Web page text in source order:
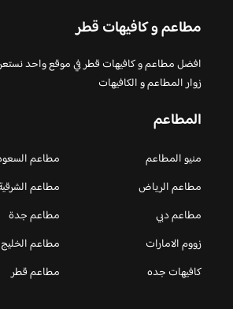
مطاعم و كافيهات قطر
افضل مطاعم و كافيهات قطر في موقع واحد
زوار المطاعم و الكافيهات
المطاعم
منيو المطاعم
مطاعم
مطاعم الرياض
مطاعم
مطاعم دبي
مطاعم جدة
زووم الامارات
مطاعم الخليج
كافيهات جده
مطاعم قطر